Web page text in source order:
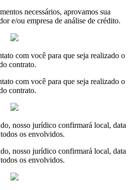
necessários, aprovamos sua
e/ou empresa de análise de crédito.
com você para que seja realizado o
contrato.
com você para que seja realizado o
contrato.
nosso jurídico confirmará local, data
os envolvidos.
nosso jurídico confirmará local, data
os envolvidos.